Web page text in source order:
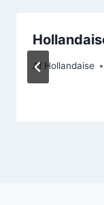
Af Hollandaise